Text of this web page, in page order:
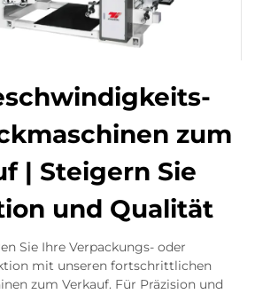
zum
| Steigern Sie
und Qualität
Sie Ihre Verpackungs- oder
mit unseren fortschrittlichen
zum Verkauf. Für Präzision und